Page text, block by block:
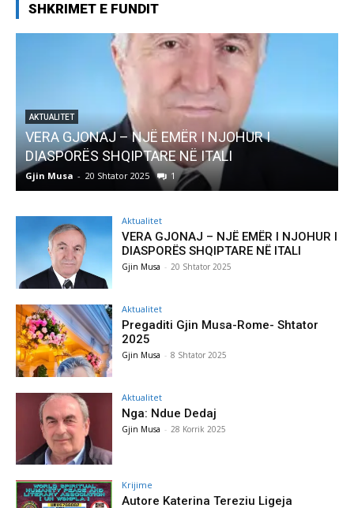
SHKRIMET E FUNDIT
AKTUALITET
VERA GJONAJ – NJË EMËR I NJOHUR I
DIASPORËS SHQIPTARE NË ITALI
Gjin Musa - 20 Shtator 2025 1
Aktualitet
VERA GJONAJ – NJË EMËR I NJOHUR I
DIASPORËS SHQIPTARE NË ITALI
Gjin Musa - 20 Shtator 2025
Aktualitet
Pregaditi Gjin Musa-Rome- Shtator
2025
Gjin Musa - 8 Shtator 2025
Aktualitet
Nga: Ndue Dedaj
Gjin Musa - 28 Korrik 2025
Krijime
Autore Katerina Tereziu Ligeja